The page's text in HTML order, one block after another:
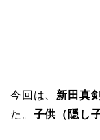
今回は、 新田真
た。 子供（隠し子